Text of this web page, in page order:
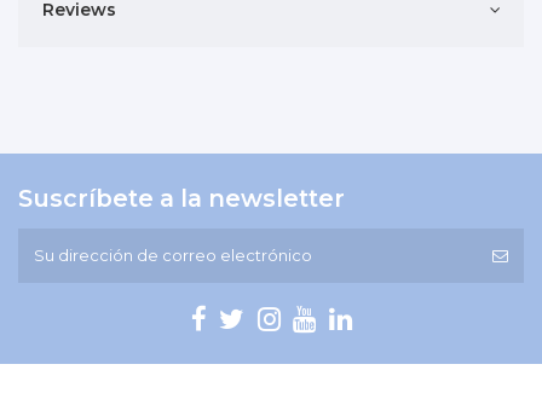
Reviews
Suscríbete a la newsletter